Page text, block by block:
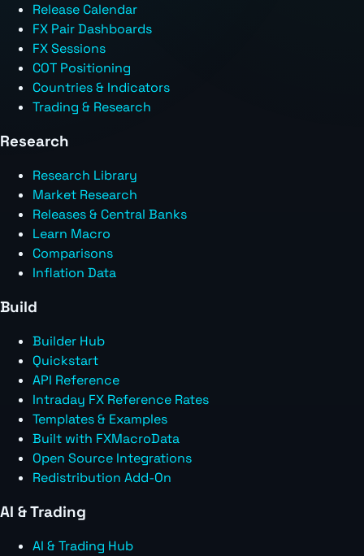
Release Calendar
FX Pair Dashboards
FX Sessions
COT Positioning
Countries & Indicators
Trading & Research
Research
Research Library
Market Research
Releases & Central Banks
Learn Macro
Comparisons
Inflation Data
Build
Builder Hub
Quickstart
API Reference
Intraday FX Reference Rates
Templates & Examples
Built with FXMacroData
Open Source Integrations
Redistribution Add-On
AI & Trading
AI & Trading Hub